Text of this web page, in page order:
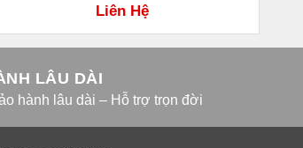
Liên Hệ
LÂU DÀI
hành lâu dài – Hỗ trợ trọn đời